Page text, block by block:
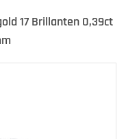
17 Brillanten 0,39ct